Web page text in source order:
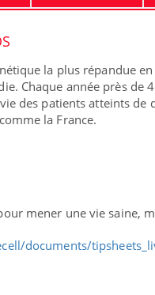
la plus répandue
Chaque année près de
des patients atteints
la France.
mener une vie saine,
documents/
qui sont faciles à
d'un proche c'est